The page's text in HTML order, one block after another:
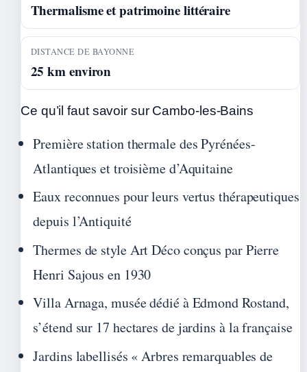
Thermalisme et patrimoine littéraire
DISTANCE DE BAYONNE
25 km environ
Ce qu’il faut savoir sur Cambo-les-Bains
Première station thermale des Pyrénées-
Atlantiques et troisième d’Aquitaine
Eaux reconnues pour leurs vertus thérapeutiques
depuis l’Antiquité
Thermes de style Art Déco conçus par Pierre
Henri Sajous en 1930
Villa Arnaga, musée dédié à Edmond Rostand,
s’étend sur 17 hectares de jardins à la française
Jardins labellisés « Arbres remarquables de